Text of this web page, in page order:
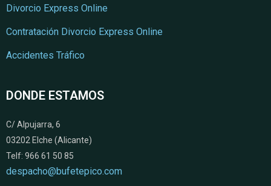
Divorcio Express Online
Contratación Divorcio Express Online
Accidentes Tráfico
DONDE ESTAMOS
C/ Alpujarra, 6
03202 Elche (Alicante)
Telf: 966 61 50 85
despacho@bufetepico.com